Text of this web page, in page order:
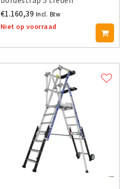
€1.160,39 Incl. Btw
Niet op voorraad